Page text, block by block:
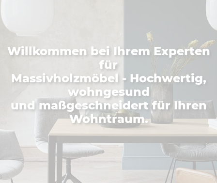
Willkommen bei Ihrem Experten
für
Massivholzmöbel - Hochwertig,
wohngesund
und maßgeschneidert für Ihren
Wohntraum.